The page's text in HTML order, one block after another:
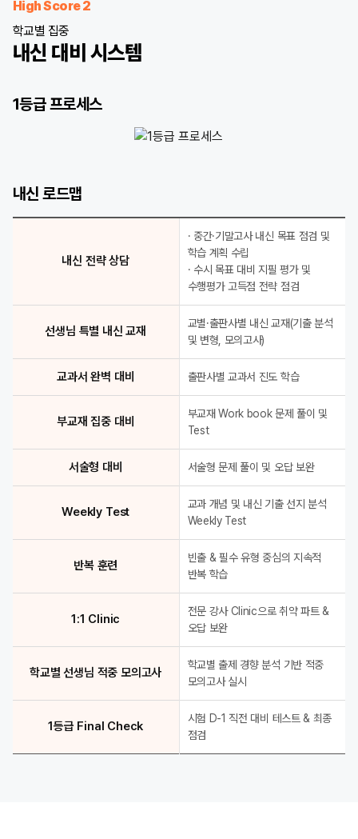
High Score 2
학교별 집중
내신 대비 시스템
1등급 프로세스
D-1 최종 점검 1등급 Final Check
학교 기출 완벽 분석 선생님 특별 내신 교재
취약점 완벽 제거 전임 강사 클리닉
내신 로드맵
내신 전략 상담
· 중간·기말고사 내신 목표 점검 및
학습 계획 수립
· 수시 목표 대비 지필 평가 및
수행평가 고득점 전략 점검
선생님 특별 내신 교재
교별·출판사별 내신 교재(기출 분석
및 변형, 모의고사)
교과서 완벽 대비 출판사별 교과서 진도 학습
부교재 집중 대비
부교재 Work book 문제 풀이 및
Test
서술형 대비 서술형 문제 풀이 및 오답 보완
Weekly Test
교과 개념 및 내신 기출 선지 분석
Weekly Test
반복 훈련
빈출 & 필수 유형 중심의 지속적
반복 학습
1:1 Clinic
전문 강사 Clinic으로 취약 파트 &
오답 보완
학교별 선생님 적중 모의고사
학교별 출제 경향 분석 기반 적중
모의고사 실시
1등급 Final Check
시험 D-1 직전 대비 테스트 & 최종
점검